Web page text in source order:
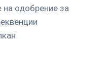
одобрение за